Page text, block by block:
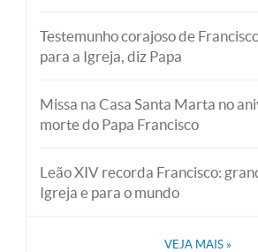
Testemunho corajoso de
para a Igreja, diz Papa
Missa na Casa Santa Marta no
morte do Papa Francisco
Leão XIV recorda Francisco:
Igreja e para o mundo
VEJA MAIS »